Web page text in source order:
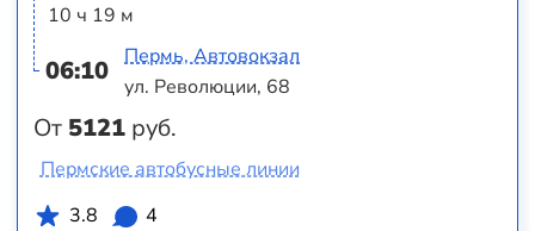
10 ч 19 м
06:10
От 5121 руб.
Пермь, Автовокзал
ул. Революции, 68
Пермские автобусные линии
3.8
4